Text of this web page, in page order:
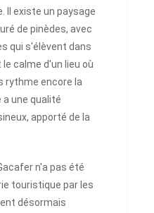
Il existe un paysage
de pinèdes, avec
qui s'élèvent dans
calme d'un lieu où
rythme encore la
a une qualité
apporté de la
n'a pas été
touristique par les
désormais